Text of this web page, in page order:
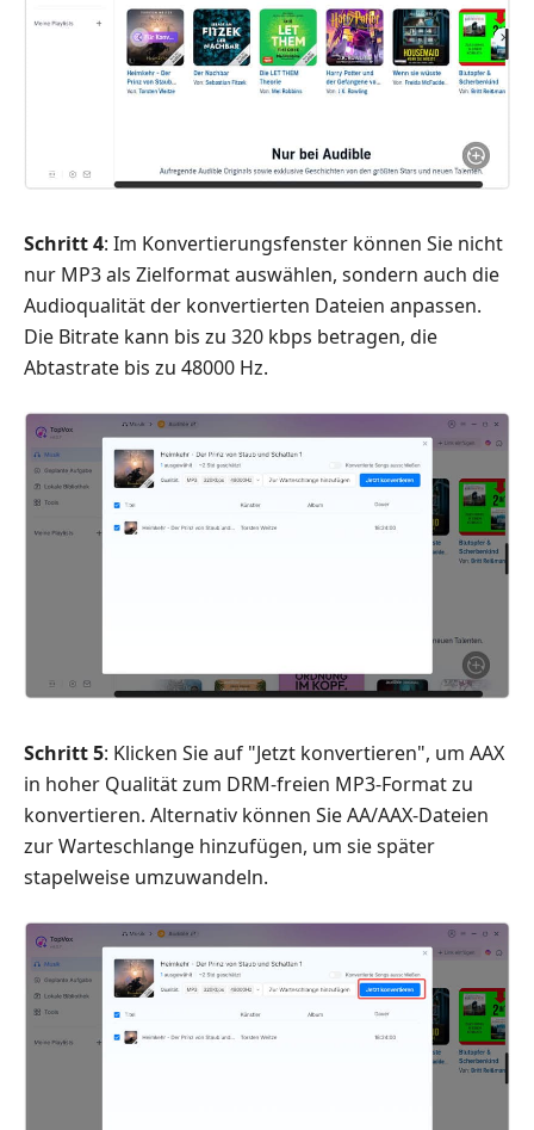
Schritt 4: Im Konvertierungsfenster können Sie nicht
nur MP3 als Zielformat auswählen, sondern auch die
Audioqualität der konvertierten Dateien anpassen.
Die Bitrate kann bis zu 320 kbps betragen, die
Abtastrate bis zu 48000 Hz.
Schritt 5: Klicken Sie auf "Jetzt konvertieren", um AAX
in hoher Qualität zum DRM-freien MP3-Format zu
konvertieren. Alternativ können Sie AA/AAX-Dateien
zur Warteschlange hinzufügen, um sie später
stapelweise umzuwandeln.